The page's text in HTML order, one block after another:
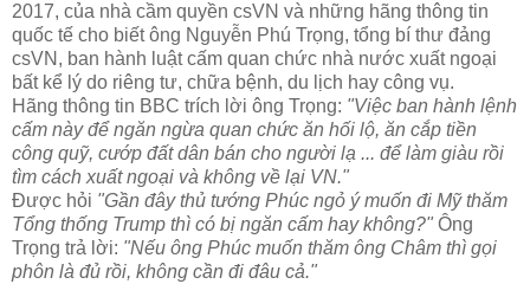
2017, của nhà cầm quyền csVN và những hãng thông tin
quốc tế cho biết ông Nguyễn Phú Trọng, tổng bí thư đảng
csVN, ban hành luật cấm quan chức nhà nước xuất ngoại
bất kể lý do riêng tư, chữa bệnh, du lịch hay công vụ.
Hãng thông tin BBC trích lời ông Trọng: "Việc ban hành lệnh
cấm này để ngăn ngừa quan chức ăn hối lộ, ăn cắp tiền
công quỹ, cướp đất dân bán cho người lạ ... để làm giàu rồi
tìm cách xuất ngoại và không về lại VN."
Được hỏi "Gần đây thủ tướng Phúc ngỏ ý muốn đi Mỹ thăm
Tổng thống Trump thì có bị ngăn cấm hay không?" Ông
Trọng trả lời: "Nếu ông Phúc muốn thăm ông Châm thì gọi
phôn là đủ rồi, không cần đi đâu cả."